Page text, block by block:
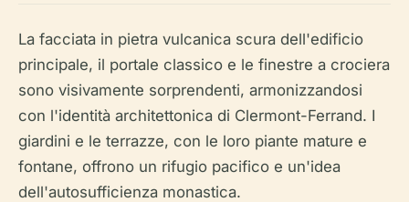
La facciata in pietra vulcanica scura dell'edificio
principale, il portale classico e le finestre a crociera
sono visivamente sorprendenti, armonizzandosi
con l'identità architettonica di Clermont-Ferrand. I
giardini e le terrazze, con le loro piante mature e
fontane, offrono un rifugio pacifico e un'idea
dell'autosufficienza monastica.